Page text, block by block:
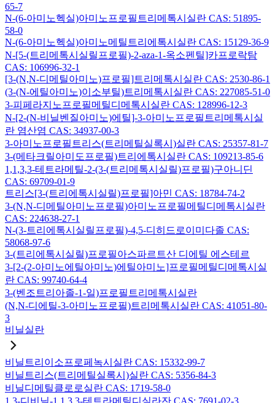
65-7
N-(6-아미노헥실)아미노프로필트리메톡시실란 CAS: 51895-
58-0
N-(6-아미노헥실)아미노메틸트리에톡시실란 CAS: 15129-36-9
N-[5-(트리메톡시실릴프로필)-2-aza-1-옥소펜틸]카프로락탐
CAS: 106996-32-1
[3-(N,N-디메틸아미노)프로필]트리메톡시실란 CAS: 2530-86-1
(3-(N-에틸아미노)이소부틸)트리메톡시실란 CAS: 227085-51-0
3-피페라지노프로필메틸디메톡시실란 CAS: 128996-12-3
N-[2-(N-비닐벤질아미노)에틸]-3-아미노프로필트리메톡시실
란 염산염 CAS: 34937-00-3
3-아미노프로필트리스(트리메틸실록시)실란 CAS: 25357-81-7
3-(메타크릴아미도프로필)트리에톡시실란 CAS: 109213-85-6
1,1,3,3-테트라메틸-2-(3-(트리메톡시실릴)프로필)구아니딘
CAS: 69709-01-9
트리스[3-(트리에톡시실릴)프로필]아민 CAS: 18784-74-2
3-(N,N-디메틸아미노프로필)아미노프로필메틸디메톡시실란
CAS: 224638-27-1
N-(3-트리에톡시실릴프로필)-4,5-디히드로이미다졸 CAS:
58068-97-6
3-(트리에톡시실릴)프로필아스파르트산 디에틸 에스테르
3-[2-(2-아미노에틸아미노)에틸아미노]프로필메틸디메톡시실
란 CAS: 99740-64-4
3-(벤조트리아졸-1-일)프로필트리메톡시실란
(N,N-디에틸-3-아미노프로필)트리메톡시실란 CAS: 41051-80-
3
비닐실란
비닐트리이소프로페녹시실란 CAS: 15332-99-7
비닐트리스(트리메틸실록시)실란 CAS: 5356-84-3
비닐디메틸클로로실란 CAS: 1719-58-0
1,3-디비닐-1,1,3,3-테트라메틸디실라잔 CAS: 7691-02-3